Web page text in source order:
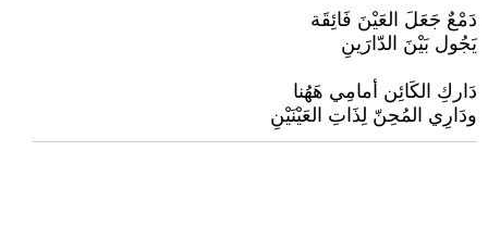
دَمْعٌ جَعَلَ العَيْنَ فَائِقَة
يَجُول بَيْنَ الدّارَينِ
دَاركِ الكَائِن أمامِي هَهُنا
ودَارِي المُحِنّ لِذَاتِ العَيْنَيْنِ